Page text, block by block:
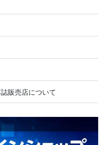
販売店について